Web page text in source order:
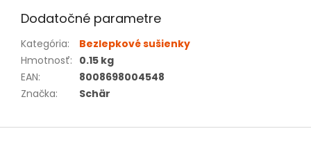
Dodatočné parametre
Kategória:
Bezlepkové sušienky
Hmotnosť: 0.15 kg
EAN:
8008698004548
Značka: Schär
Z